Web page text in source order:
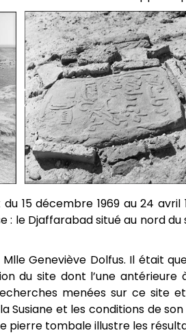
15 décembre 1969 au 24
: le Djaffarabad situé au nord
Geneviève Dolfus. Il était
du site dont l’une antérieure
menées sur ce site
et les conditions de
pierre tombale illustre les